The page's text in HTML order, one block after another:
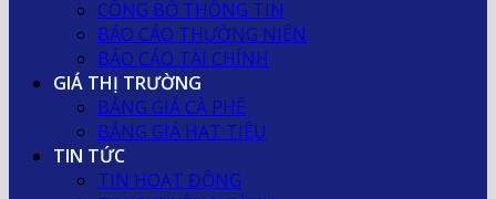
CÔNG BỐ THÔNG TIN
BÁO CÁO THƯỜNG NIÊN
BÁO CÁO TÀI CHÍNH
GIÁ THỊ TRƯỜNG
BẢNG GIÁ CÀ PHÊ
BẢNG GIÁ HẠT TIÊU
TIN TỨC
TIN HOẠT ĐỘNG